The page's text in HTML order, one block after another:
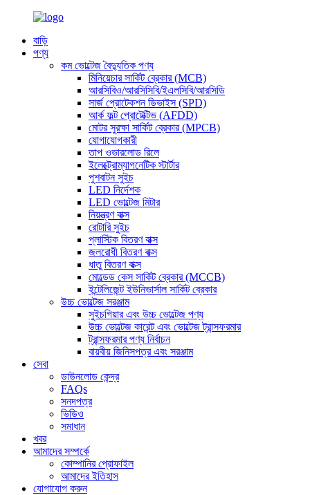
বাড়ি
পণ্য
কম ভোল্টেজ বৈদ্যুতিক পণ্য
মিনিয়েচার সার্কিট ব্রেকার (MCB)
আরসিবিও/আরসিসিবি/ইএলসিবি/আরসিডি
সার্জ প্রোটেকশন ডিভাইস (SPD)
আর্ক ফল্ট প্রোটেক্টিভ (AFDD)
মোটর সুরক্ষা সার্কিট ব্রেকার (MPCB)
যোগাযোগকারী
তাপ ওভারলোড রিলে
ইলেক্ট্রোম্যাগনেটিক স্টার্টার
পুশবাটন সুইচ
LED নির্দেশক
LED ভোল্টেজ মিটার
নিয়ন্ত্রণ বাক্স
রোটারি সুইচ
প্লাস্টিক বিতরণ বাক্স
জলরোধী বিতরণ বাক্স
ধাতু বিতরণ বাক্স
মোল্ডেড কেস সার্কিট ব্রেকার (MCCB)
ইন্টেলিজেন্ট ইউনিভার্সাল সার্কিট ব্রেকার
উচ্চ ভোল্টেজ সরঞ্জাম
সুইচগিয়ার এবং উচ্চ ভোল্টেজ পণ্য
উচ্চ ভোল্টেজ কারেন্ট এবং ভোল্টেজ ট্রান্সফরমার
ট্রান্সফরমার পণ্য নির্বাচন
বায়বীয় জিনিসপত্র এবং সরঞ্জাম
সেবা
ডাউনলোড কেন্দ্র
FAQs
সনদপত্র
ভিডিও
সমাধান
খবর
আমাদের সম্পর্কে
কোম্পানির প্রোফাইল
আমাদের ইতিহাস
যোগাযোগ করুন